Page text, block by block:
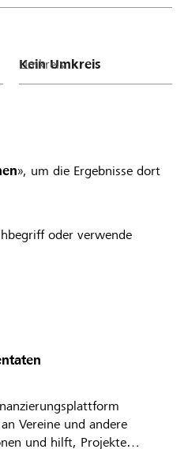
Umkreis
», um die Ergebnisse dort
oder verwende
Vereine und andere
und hilft, Projekte